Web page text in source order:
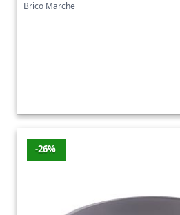
Brico Marche
-26%